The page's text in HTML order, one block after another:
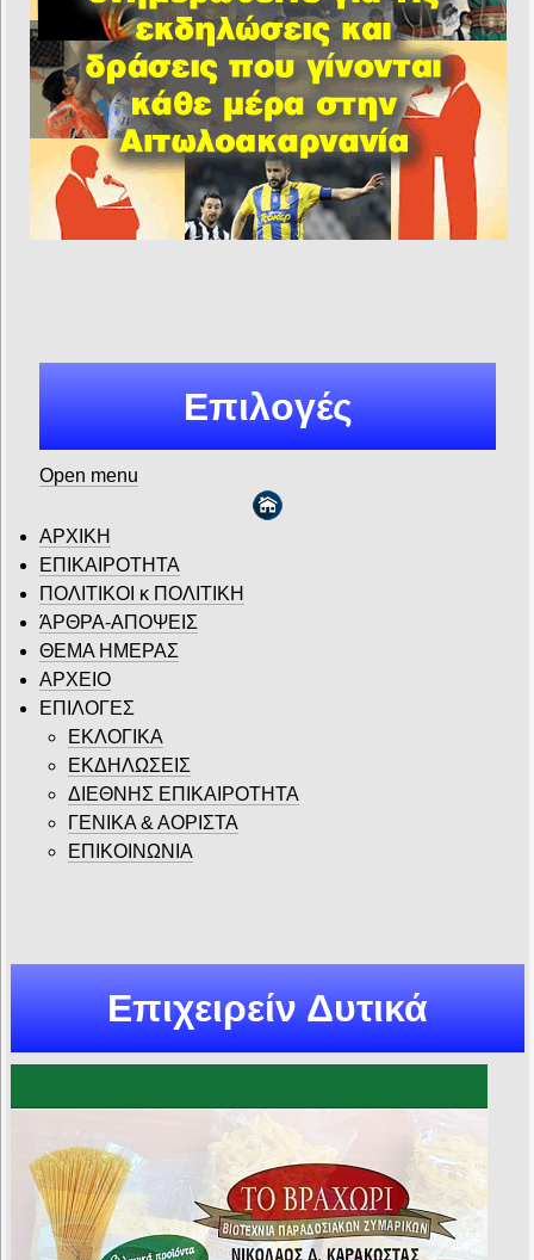
Επιλογές
Open menu
ΑΡΧΙΚΗ
ΕΠΙΚΑΙΡΟΤΗΤΑ
ΠΟΛΙΤΙΚΟΙ κ ΠΟΛΙΤΙΚΗ
ΆΡΘΡΑ-ΑΠΟΨΕΙΣ
ΘΕΜΑ ΗΜΕΡΑΣ
ΑΡΧΕΙΟ
ΕΠΙΛΟΓΕΣ
ΕΚΛΟΓΙΚΑ
ΕΚΔΗΛΩΣΕΙΣ
ΔΙΕΘΝΗΣ ΕΠΙΚΑΙΡΟΤΗΤΑ
ΓΕΝΙΚΑ & ΑΟΡΙΣΤΑ
ΕΠΙΚΟΙΝΩΝΙΑ
Επιχειρείν Δυτικά